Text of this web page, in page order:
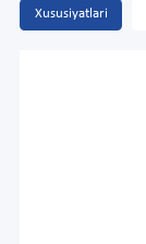
Xususiyatlari